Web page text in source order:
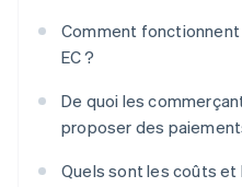
Comment
EC ?
De quoi les
proposer des
Quels sont les coûts